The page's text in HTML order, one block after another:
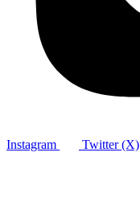
Instagram Twitter (X)